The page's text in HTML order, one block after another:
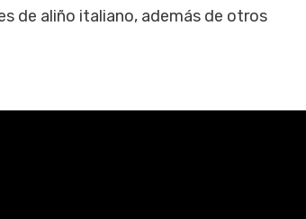
de aliño italiano, además de otros